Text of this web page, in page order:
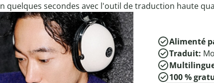
quelques secondes avec l'outil de traduction haute
Alimenté
Traduit:
100 %